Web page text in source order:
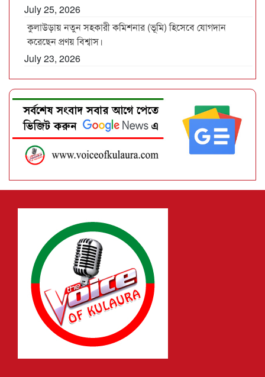
July 25, 2026
কুলাউড়ায় নতুন সহকারী কমিশনার (ভূমি) হিসেবে যোগদান
করেছেন প্রণয় বিশ্বাস।
July 23, 2026